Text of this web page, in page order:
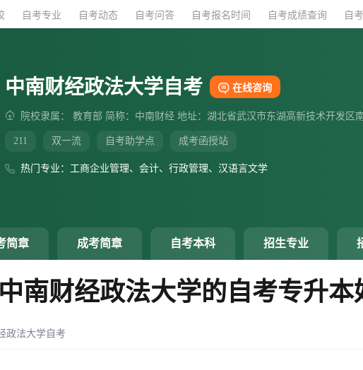
自考专业 自考动态 自考问答 自考报名时间 自考成绩查询 自
中南财经政法大学自考 在线咨询
院校隶属： 教育部 简称：中南财经 地址：湖北省武汉市东湖高新技术开发区
211 双一流 自考助学点 成考函授站
热门专业：工商企业管理、会计、行政管理、汉语言文学
简章 成考简章 自考本科 招生专业
南财经政法大学的自考专升本
政法大学自考
自考专业 自考动态 自考问答 自考报名时间 自考成绩查询 自